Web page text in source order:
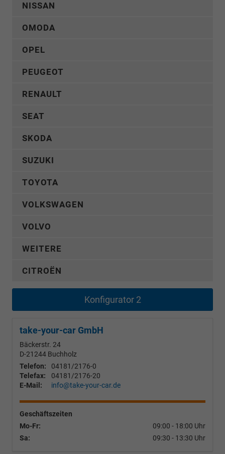
NISSAN
OMODA
OPEL
PEUGEOT
RENAULT
SEAT
SKODA
SUZUKI
TOYOTA
VOLKSWAGEN
VOLVO
WEITERE
CITROËN
Konfigurator 2
take-your-car GmbH
Bäckerstr. 24
D-21244 Buchholz
Telefon:
04181/2176-0
Telefax:
04181/2176-20
E-Mail:
info@take-your-car.de
Geschäftszeiten
Mo-Fr:
09:00 - 18:00 Uhr
Sa:
09:30 - 13:30 Uhr